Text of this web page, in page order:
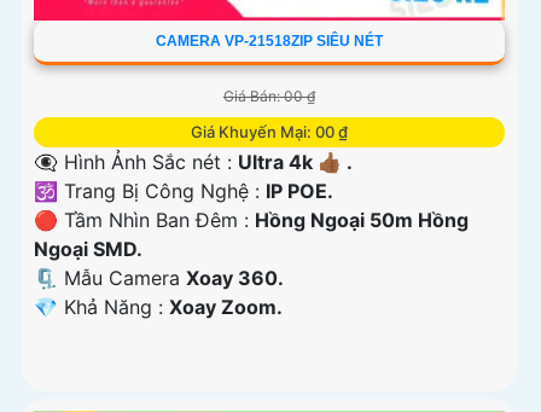
CAMERA VP-21518ZIP SIÊU NÉT
Giá Bán: 00 ₫
Giá Khuyến Mại: 00 ₫
👁️‍🗨 Hình Ảnh Sắc nét : Ultra 4k 👍🏾 .
🕉️ Trang Bị Công Nghệ : IP POE.
🔴 Tầm Nhìn Ban Đêm : Hồng Ngoại 50m Hồng
Ngoại SMD.
🗜️ Mẫu Camera Xoay 360.
️💎 Khả Năng : Xoay Zoom.